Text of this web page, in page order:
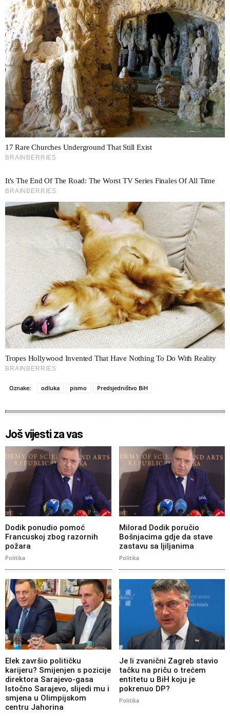
Oznake: odluka pismo Predsjedništvo BiH
Još vijesti za vas
Dodik ponudio pomoć
Francuskoj zbog razornih
požara
Politika
Milorad Dodik poručio
Bošnjacima gdje da stave
zastavu sa ljiljanima
Politika
Elek završio političku
karijeru? Smijenjen s pozicije
direktora Sarajevo-gasa
Istočno Sarajevo, slijedi mu i
smjena u Olimpijskom
centru Jahorina
Je li zvanični Zagreb stavio
tačku na priču o trećem
entitetu u BiH koju je
pokrenuo DP?
Politika